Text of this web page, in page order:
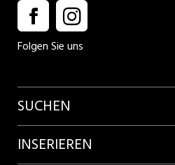
Folgen Sie uns
SUCHEN
Firmenprofile entdecken
INSERIEREN